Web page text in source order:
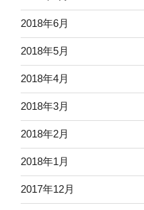
2018年6月
2018年5月
2018年4月
2018年3月
2018年2月
2018年1月
2017年12月